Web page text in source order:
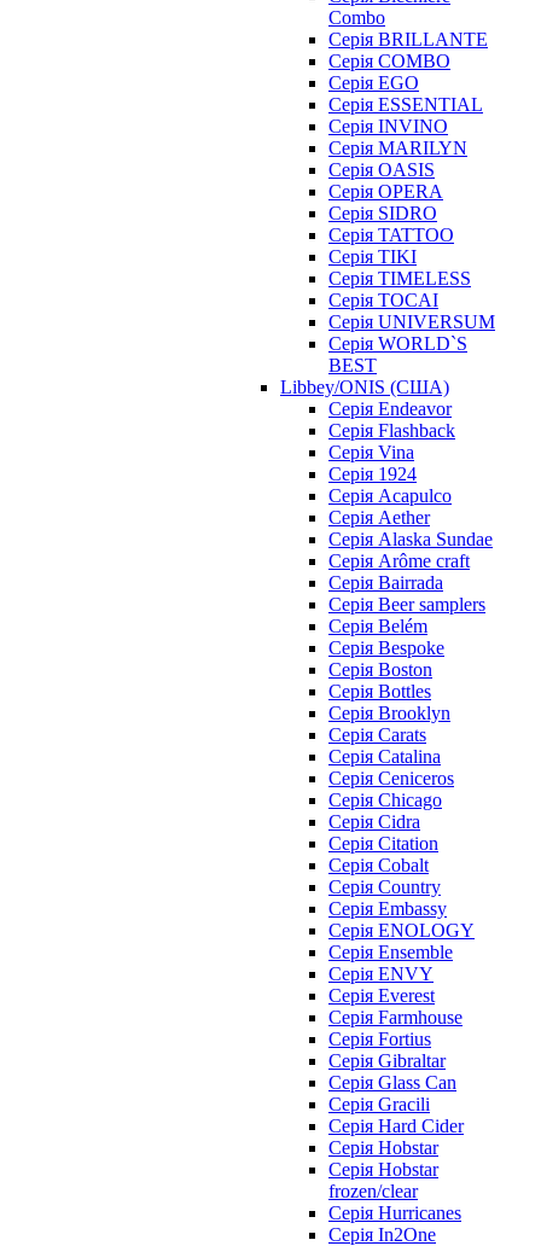
Combo
Серія BRILLANTE
Серія COMBO
Серія EGO
Серія ESSENTIAL
Серія INVINO
Серія MARILYN
Серія OASIS
Серія OPERA
Серія SIDRO
Серія TATTOO
Серія TIKI
Серія TIMELESS
Серія TOCAI
Серія UNIVERSUM
Серія WORLD`S
BEST
Libbey/ONIS (США)
Cерія Endeavor
Cерія Flashback
Cерія Vina
Серія 1924
Серія Acapulco
Серія Aether
Серія Alaska Sundae
Серія Arôme craft
Серія Bairrada
Серія Beer samplers
Серія Belém
Серія Bespoke
Серія Boston
Серія Bottles
Серія Brooklyn
Серія Carats
Серія Catalina
Серія Ceniceros
Серія Chicago
Серія Cidra
Серія Citation
Серія Cobalt
Серія Country
Серія Embassy
Серія ENOLOGY
Серія Ensemble
Серія ENVY
Серія Everest
Серія Farmhouse
Серія Fortius
Серія Gibraltar
Серія Glass Can
Серія Gracili
Серія Hard Cider
Серія Hobstar
Серія Hobstar
frozen/clear
Серія Hurricanes
Серія In2One